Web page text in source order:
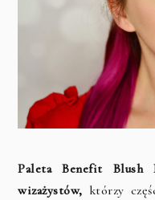
Paleta Benefit
wizażystów, którzy